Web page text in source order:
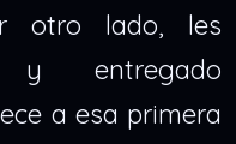
otro lado, les
y entregado
a esa primera